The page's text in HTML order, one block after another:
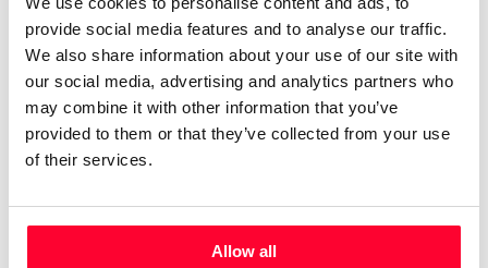
provide social media features and to analyse our traffic.
We also share information about your use of our site with
our social media, advertising and analytics partners who
may combine it with other information that you’ve
provided to them or that they’ve collected from your use
of their services.
Allow all
(Revista de Arte Independiente Llei d’Art, nº4 – 2010)
Declaración artística
La belleza natural, con su armonía, equilibrio y simetría, es
la fuente principal de inspiración de Paco Yuste. La luz
cuerpos de cristal, la delicadeza de una flor o la mirada de
un niño son momentos que despiertan en él sentimientos de